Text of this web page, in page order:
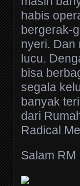
habis
bergerak-
nyeri. Dan
lucu.
bisa
segala
banyak
dari
Radical
Salam RM